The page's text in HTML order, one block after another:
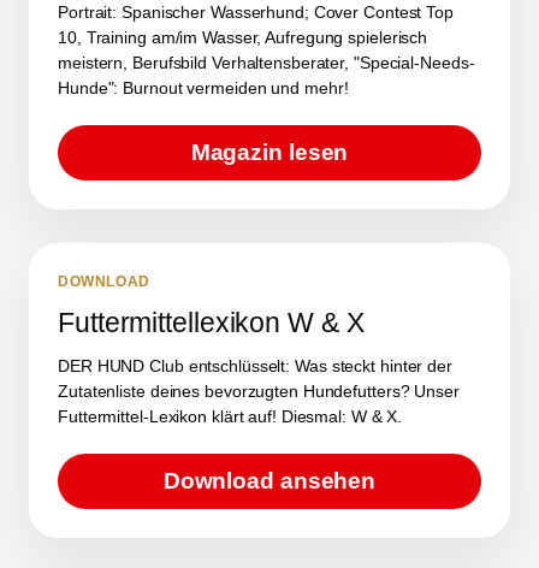
Portrait: Spanischer Wasserhund; Cover Contest Top
10, Training am/im Wasser, Aufregung spielerisch
meistern, Berufsbild Verhaltensberater, "Special-Needs-
Hunde": Burnout vermeiden und mehr!
Magazin lesen
DOWNLOAD
Futtermittellexikon W & X
DER HUND Club entschlüsselt: Was steckt hinter der
Zutatenliste deines bevorzugten Hundefutters? Unser
Futtermittel-Lexikon klärt auf! Diesmal: W & X.
Download ansehen